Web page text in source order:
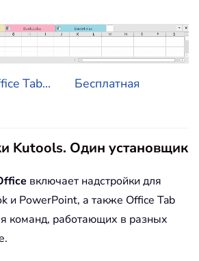
Tab...
Бесплатная
Kutools. Один установщик
включает надстройки для
и PowerPoint, а также Office Tab
команд, работающих в разных